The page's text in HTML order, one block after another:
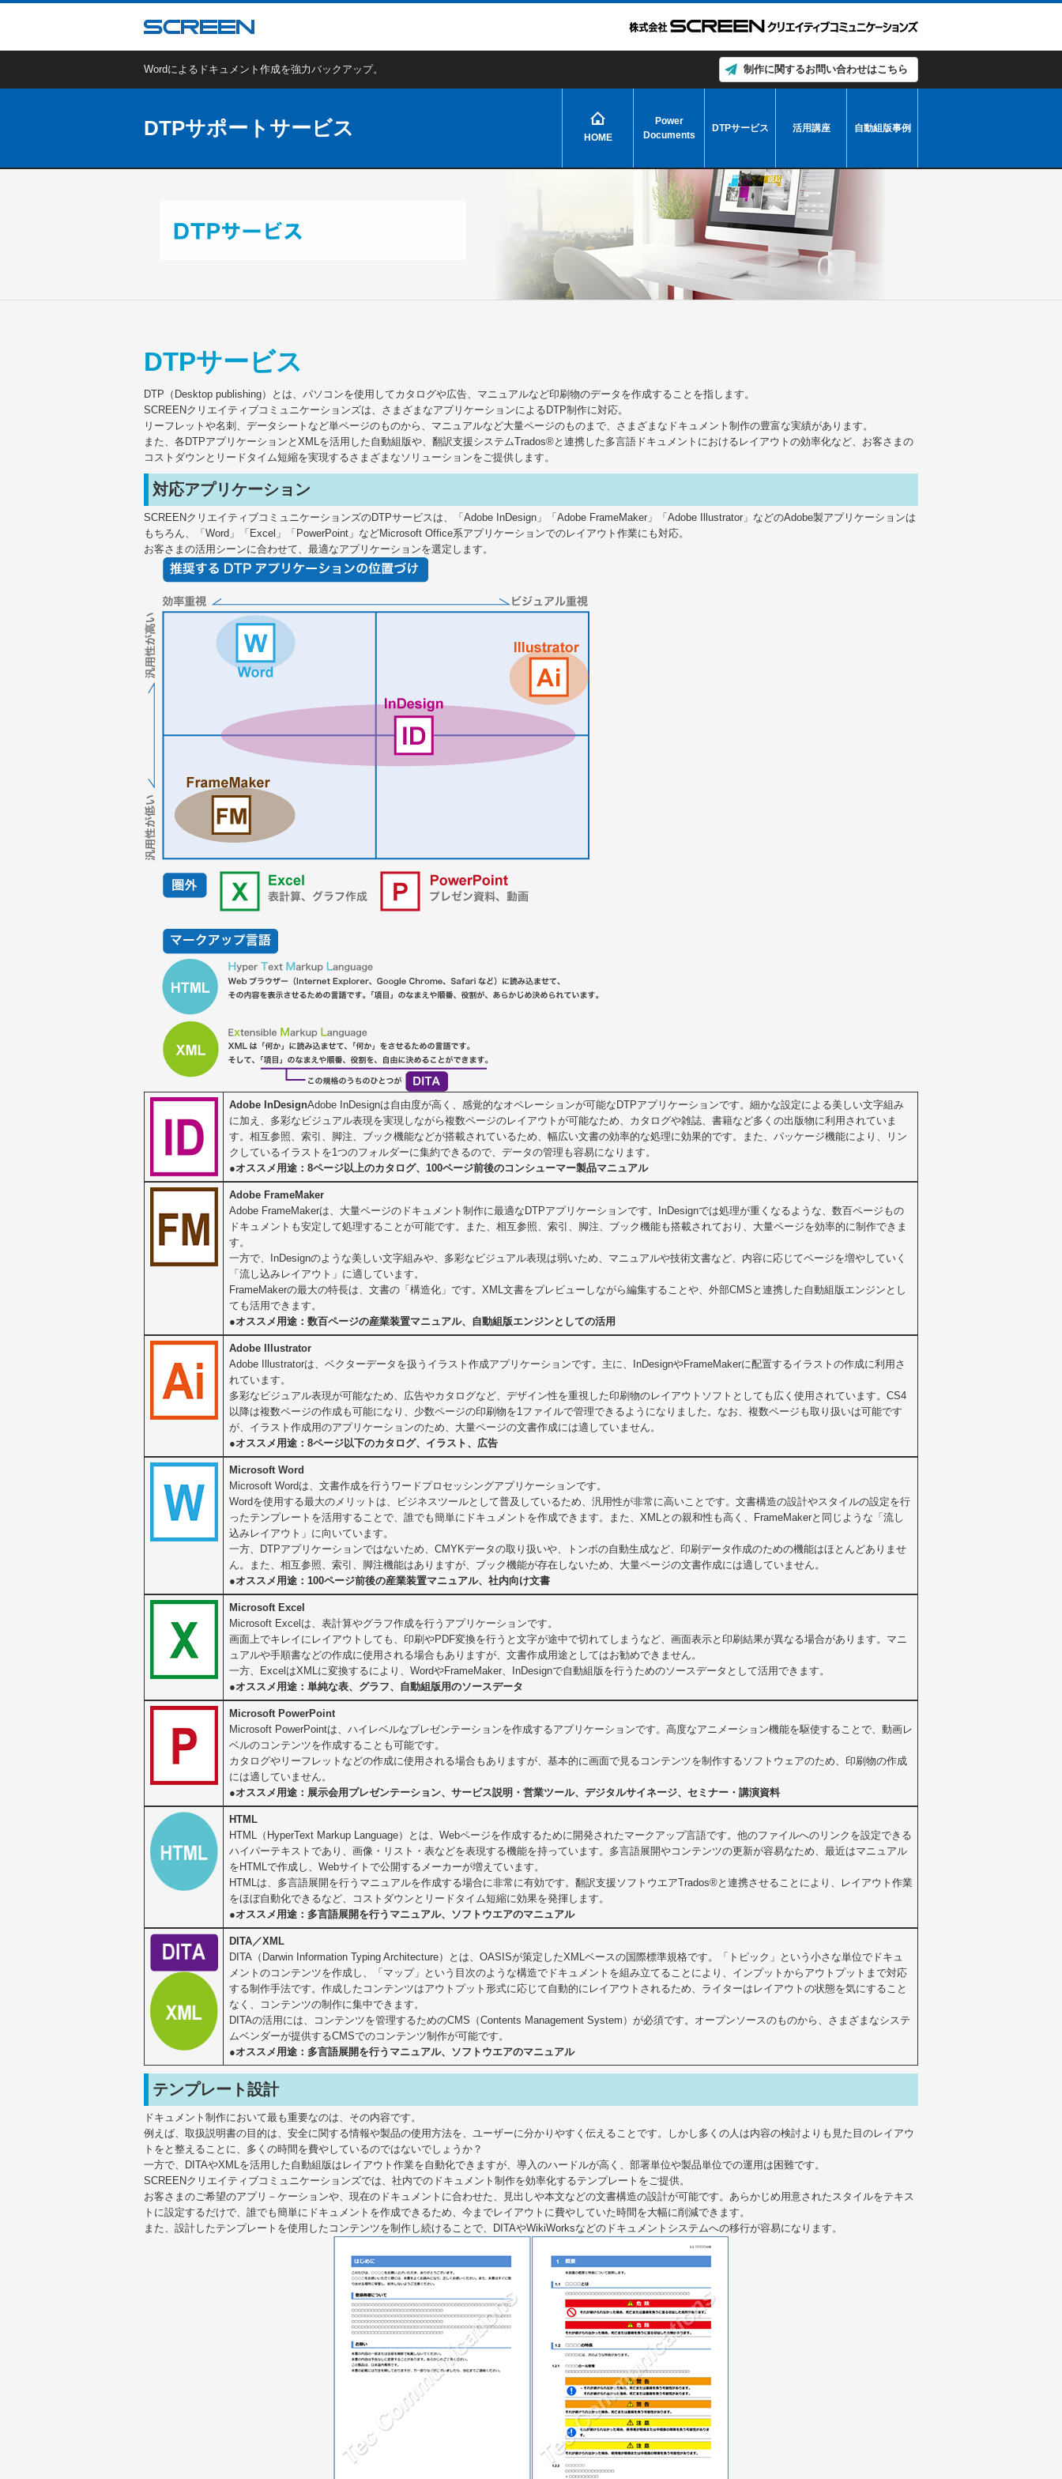
Wordによるドキュメント作成を強力バックアップ。 制作に関するお問い合わせはこちら
DTPサポートサービス HOME
Power
Documents
DTPサービス 活用講座 自動組版事例
DTPサービス
DTP（Desktop publishing）とは、パソコンを使用してカタログや広告、マニュアルなど印刷物のデータを作成することを指します。
SCREENクリエイティブコミュニケーションズは、さまざまなアプリケーションによるDTP制作に対応。
リーフレットや名刺、データシートなど単ページのものから、マニュアルなど大量ページのものまで、さまざまなドキュメント制作の豊富な実績があります。
また、各DTPアプリケーションとXMLを活用した自動組版や、翻訳支援システムTrados®と連携した多言語ドキュメントにおけるレイアウトの効率化など、お客さまの
コストダウンとリードタイム短縮を実現するさまざまなソリューションをご提供します。
対応アプリケーション
SCREENクリエイティブコミュニケーションズのDTPサービスは、「Adobe InDesign」「Adobe FrameMaker」「Adobe Illustrator」などのAdobe製アプリケーションは
もちろん、「Word」「Excel」「PowerPoint」などMicrosoft Office系アプリケーションでのレイアウト作業にも対応。
お客さまの活用シーンに合わせて、最適なアプリケーションを選定します。
Adobe InDesignAdobe InDesignは自由度が高く、感覚的なオペレーションが可能なDTPアプリケーションです。細かな設定による美しい文字組み
に加え、多彩なビジュアル表現を実現しながら複数ページのレイアウトが可能なため、カタログや雑誌、書籍など多くの出版物に利用されていま
す。相互参照、索引、脚注、ブック機能などが搭載されているため、幅広い文書の効率的な処理に効果的です。また、パッケージ機能により、リン
クしているイラストを1つのフォルダーに集約できるので、データの管理も容易になります。
●オススメ用途：8ページ以上のカタログ、100ページ前後のコンシューマー製品マニュアル
Adobe FrameMaker
Adobe FrameMakerは、大量ページのドキュメント制作に最適なDTPアプリケーションです。InDesignでは処理が重くなるような、数百ページもの
ドキュメントも安定して処理することが可能です。また、相互参照、索引、脚注、ブック機能も搭載されており、大量ページを効率的に制作できま
す。
一方で、InDesignのような美しい文字組みや、多彩なビジュアル表現は弱いため、マニュアルや技術文書など、内容に応じてページを増やしていく
「流し込みレイアウト」に適しています。
FrameMakerの最大の特長は、文書の「構造化」です。XML文書をプレビューしながら編集することや、外部CMSと連携した自動組版エンジンとし
ても活用できます。
●オススメ用途：数百ページの産業装置マニュアル、自動組版エンジンとしての活用
Adobe Illustrator
Adobe Illustratorは、ベクターデータを扱うイラスト作成アプリケーションです。主に、InDesignやFrameMakerに配置するイラストの作成に利用さ
れています。
多彩なビジュアル表現が可能なため、広告やカタログなど、デザイン性を重視した印刷物のレイアウトソフトとしても広く使用されています。CS4
以降は複数ページの作成も可能になり、少数ページの印刷物を1ファイルで管理できるようになりました。なお、複数ページも取り扱いは可能です
が、イラスト作成用のアプリケーションのため、大量ページの文書作成には適していません。
●オススメ用途：8ページ以下のカタログ、イラスト、広告
Microsoft Word
Microsoft Wordは、文書作成を行うワードプロセッシングアプリケーションです。
Wordを使用する最大のメリットは、ビジネスツールとして普及しているため、汎用性が非常に高いことです。文書構造の設計やスタイルの設定を行
ったテンプレートを活用することで、誰でも簡単にドキュメントを作成できます。また、XMLとの親和性も高く、FrameMakerと同じような「流し
込みレイアウト」に向いています。
一方、DTPアプリケーションではないため、CMYKデータの取り扱いや、トンボの自動生成など、印刷データ作成のための機能はほとんどありませ
ん。また、相互参照、索引、脚注機能はありますが、ブック機能が存在しないため、大量ページの文書作成には適していません。
●オススメ用途：100ページ前後の産業装置マニュアル、社内向け文書
Microsoft Excel
Microsoft Excelは、表計算やグラフ作成を行うアプリケーションです。
画面上でキレイにレイアウトしても、印刷やPDF変換を行うと文字が途中で切れてしまうなど、画面表示と印刷結果が異なる場合があります。マニ
ュアルや手順書などの作成に使用される場合もありますが、文書作成用途としてはお勧めできません。
一方、ExcelはXMLに変換するにより、WordやFrameMaker、InDesignで自動組版を行うためのソースデータとして活用できます。
●オススメ用途：単純な表、グラフ、自動組版用のソースデータ
Microsoft PowerPoint
Microsoft PowerPointは、ハイレベルなプレゼンテーションを作成するアプリケーションです。高度なアニメーション機能を駆使することで、動画レ
ベルのコンテンツを作成することも可能です。
カタログやリーフレットなどの作成に使用される場合もありますが、基本的に画面で見るコンテンツを制作するソフトウェアのため、印刷物の作成
には適していません。
●オススメ用途：展示会用プレゼンテーション、サービス説明・営業ツール、デジタルサイネージ、セミナー・講演資料
HTML
HTML（HyperText Markup Language）とは、Webページを作成するために開発されたマークアップ言語です。他のファイルへのリンクを設定できる
ハイパーテキストであり、画像・リスト・表などを表現する機能を持っています。多言語展開やコンテンツの更新が容易なため、最近はマニュアル
をHTMLで作成し、Webサイトで公開するメーカーが増えています。
HTMLは、多言語展開を行うマニュアルを作成する場合に非常に有効です。翻訳支援ソフトウエアTrados®と連携させることにより、レイアウト作業
をほぼ自動化できるなど、コストダウンとリードタイム短縮に効果を発揮します。
●オススメ用途：多言語展開を行うマニュアル、ソフトウエアのマニュアル
DITA／XML
DITA（Darwin Information Typing Architecture）とは、OASISが策定したXMLベースの国際標準規格です。「トピック」という小さな単位でドキュ
メントのコンテンツを作成し、「マップ」という目次のような構造でドキュメントを組み立てることにより、インプットからアウトプットまで対応
する制作手法です。作成したコンテンツはアウトプット形式に応じて自動的にレイアウトされるため、ライターはレイアウトの状態を気にすること
なく、コンテンツの制作に集中できます。
DITAの活用には、コンテンツを管理するためのCMS（Contents Management System）が必須です。オープンソースのものから、さまざまなシステ
ムベンダーが提供するCMSでのコンテンツ制作が可能です。
●オススメ用途：多言語展開を行うマニュアル、ソフトウエアのマニュアル
テンプレート設計
ドキュメント制作において最も重要なのは、その内容です。
例えば、取扱説明書の目的は、安全に関する情報や製品の使用方法を、ユーザーに分かりやすく伝えることです。しかし多くの人は内容の検討よりも見た目のレイアウ
トをと整えることに、多くの時間を費やしているのではないでしょうか？
一方で、DITAやXMLを活用した自動組版はレイアウト作業を自動化できますが、導入のハードルが高く、部署単位や製品単位での運用は困難です。
SCREENクリエイティブコミュニケーションズでは、社内でのドキュメント制作を効率化するテンプレートをご提供。
お客さまのご希望のアプリ－ケーションや、現在のドキュメントに合わせた、見出しや本文などの文書構造の設計が可能です。あらかじめ用意されたスタイルをテキス
トに設定するだけで、誰でも簡単にドキュメントを作成できるため、今までレイアウトに費やしていた時間を大幅に削減できます。
また、設計したテンプレートを使用したコンテンツを制作し続けることで、DITAやWikiWorksなどのドキュメントシステムへの移行が容易になります。